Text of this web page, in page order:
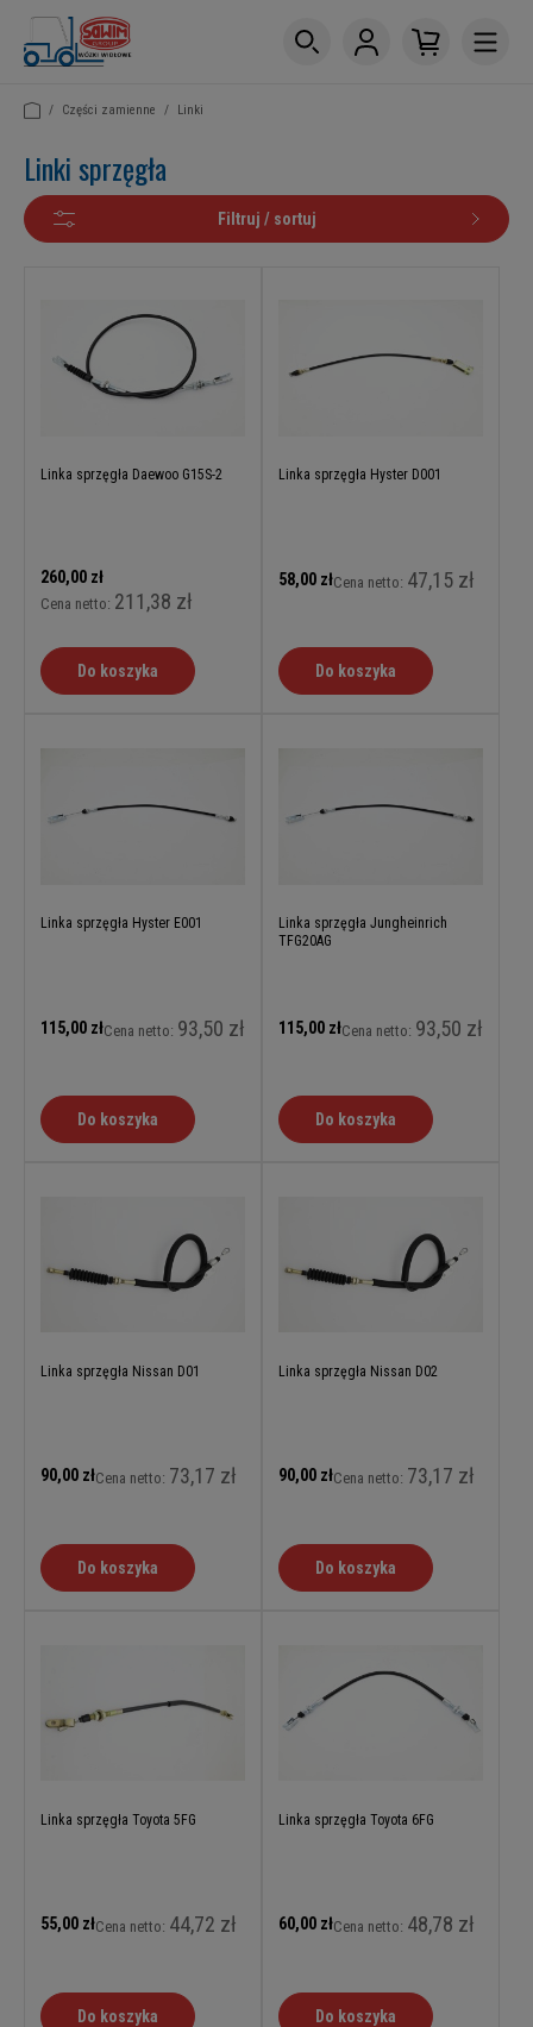
/ Części zamienne / Linki
Linki sprzęgła
Filtruj / sortuj
Linka sprzęgła Daewoo G15S-2
260,00 zł
Cena netto: 211,38 zł
Do koszyka
Linka sprzęgła Hyster D001
58,00 złCena netto: 47,15 zł
Do koszyka
Linka sprzęgła Hyster E001
115,00 złCena netto: 93,50 zł
Do koszyka
Linka sprzęgła Jungheinrich
TFG20AG
115,00 złCena netto: 93,50 zł
Do koszyka
Linka sprzęgła Nissan D01
90,00 złCena netto: 73,17 zł
Do koszyka
Linka sprzęgła Nissan D02
90,00 złCena netto: 73,17 zł
Do koszyka
Linka sprzęgła Toyota 5FG
55,00 złCena netto: 44,72 zł
Do koszyka
Linka sprzęgła Toyota 6FG
60,00 złCena netto: 48,78 zł
Do koszyka